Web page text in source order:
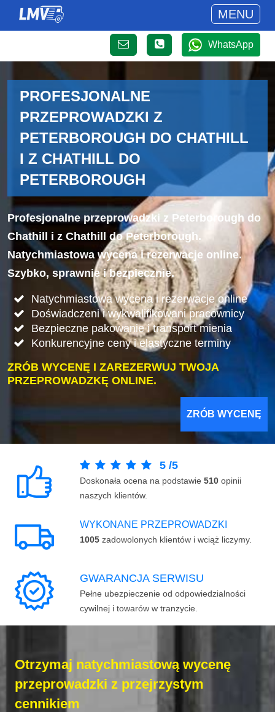
MENU
WhatsApp
PROFESJONALNE
PRZEPROWADZKI Z
PETERBOROUGH DO CHATHILL
I Z CHATHILL DO
PETERBOROUGH
Profesjonalne przeprowadzki z Peterborough do
Chathill i z Chathill do Peterborough.
Natychmiastowa wycena i rezerwacje online.
Szybko, sprawnie i bezpiecznie.
Natychmiastowa wycena i rezerwacje online
Doświadczeni i wykwalifikowani pracownicy
Bezpieczne pakowanie i transport mienia
Konkurencyjne ceny i elastyczne terminy
ZRÓB WYCENĘ I ZAREZERWUJ TWOJA
PRZEPROWADZKĘ ONLINE.
ZRÓB WYCENĘ
5 /5
Doskonała ocena na podstawie 510 opinii
naszych klientów.
WYKONANE PRZEPROWADZKI
1005 zadowolonych klientów i wciąż liczymy.
GWARANCJA SERWISU
Pełne ubezpieczenie od odpowiedzialności
cywilnej i towarów w tranzycie.
Otrzymaj natychmiastową wycenę
przeprowadzki z przejrzystym
cennikiem